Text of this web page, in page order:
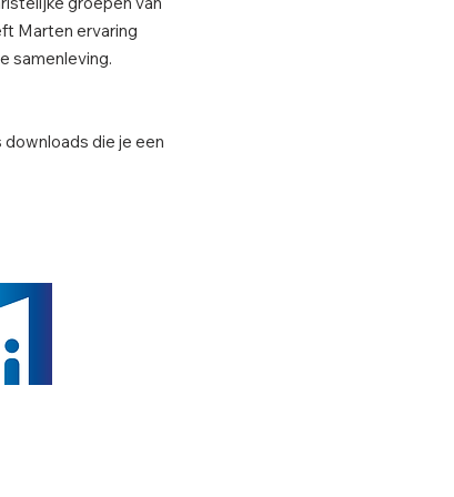
Marten ervaring
samenleving.
downloads die je een